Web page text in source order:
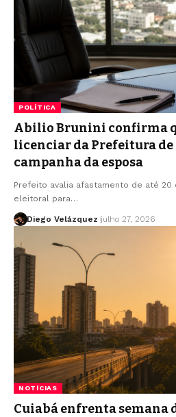
POLÍTICA
Abilio Brunini confirma
licenciar da Prefeitura de
campanha da esposa
Prefeito avalia afastamento de até 20
eleitoral para…
Diego Velázquez julho 27, 2026
NOTÍCIAS
Cuiabá enfrenta semana